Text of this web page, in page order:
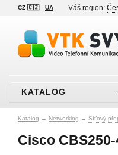
CZ 🇨🇿 UA Váš region:
KATALOG
Katalog → Networking → Síťový
Cisco